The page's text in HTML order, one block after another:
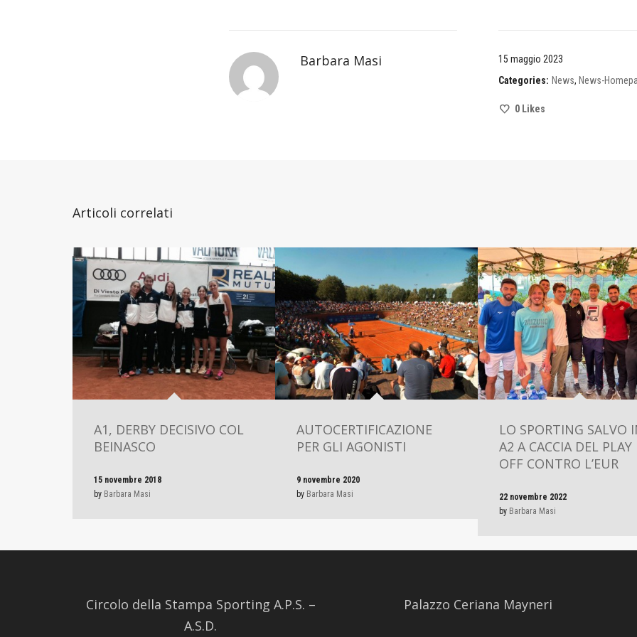
Barbara Masi
15 maggio 2023
Categories: News, News-
0Likes
Articoli correlati
A1, DERBY DECISIVO COL
BEINASCO
15 novembre 2018
by Barbara Masi
AUTOCERTIFICAZIONE
PER GLI AGONISTI
9 novembre 2020
by Barbara Masi
LO SPORTING SALVO
A2 A CACCIA DEL PLAY
OFF CONTRO L’EUR
22 novembre 2022
by Barbara Masi
Circolo della Stampa Sporting A.P.S. –
A.S.D.
Palazzo Ceriana Mayneri